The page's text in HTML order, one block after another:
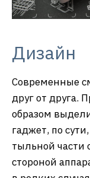
Дизайн
Современные
друг от друга.
образом
гаджет, по
тыльной части
стороной